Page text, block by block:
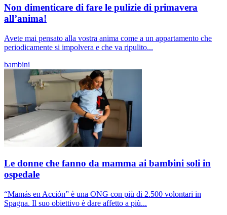
Non dimenticare di fare le pulizie di primavera
all’anima!
Avete mai pensato alla vostra anima come a un appartamento che
periodicamente si impolvera e che va ripulito...
bambini
Le donne che fanno da mamma ai bambini soli in
ospedale
“Mamás en Acción” è una ONG con più di 2.500 volontari in
Spagna. Il suo obiettivo è dare affetto a più...